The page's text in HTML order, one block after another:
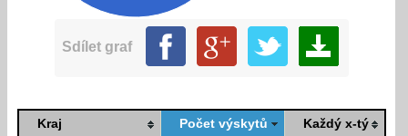
Sdílet graf
Kraj Počet výskytů Každý x-tý